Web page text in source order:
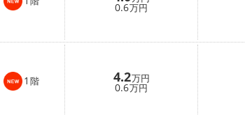
0.6万円
1 階 4.2万円
0.6万円